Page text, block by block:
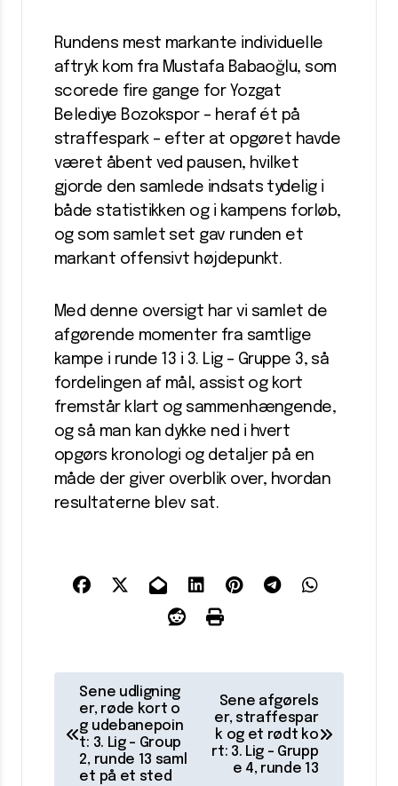
Rundens mest markante individuelle
aftryk kom fra Mustafa Babaoğlu, som
scorede fire gange for Yozgat
Belediye Bozokspor – heraf ét på
straffespark – efter at opgøret havde
været åbent ved pausen, hvilket
gjorde den samlede indsats tydelig i
både statistikken og i kampens forløb,
og som samlet set gav runden et
markant offensivt højdepunkt.
Med denne oversigt har vi samlet de
afgørende momenter fra samtlige
kampe i runde 13 i 3. Lig – Gruppe 3, så
fordelingen af mål, assist og kort
fremstår klart og sammenhængende,
og så man kan dykke ned i hvert
opgørs kronologi og detaljer på en
måde der giver overblik over, hvordan
resultaterne blev sat.
d
Sene udligning
er, røde kort o
g udebanepoin
t: 3. Lig – Group
2, runde 13 saml
et på et sted
Sene afgørels
er, straffespar
k og et rødt ko
rt: 3. Lig – Grupp
e 4, runde 13